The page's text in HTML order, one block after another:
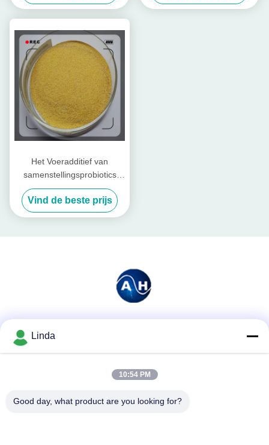
Het Voeradditief van
samenstellingsprobiotics
voor Vee en Gevogelte
Vind de beste prijs
Linda
10:54 PM
Good day, what product are you looking for?